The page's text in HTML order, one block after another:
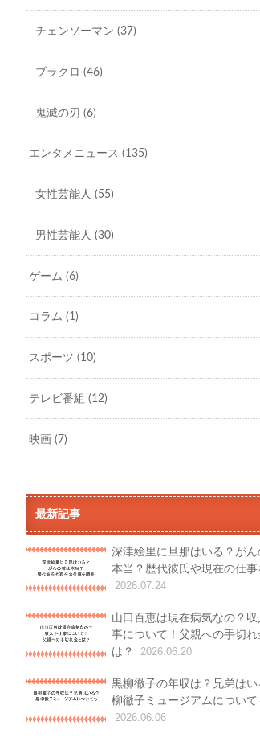
チェンソーマン (37)
ブラクロ (46)
鬼滅の刃 (6)
エンタメニュース(135)
女性芸能人 (55)
男性芸能人 (30)
ゲーム(6)
コラム(1)
スポーツ(10)
テレビ番組(12)
映画(7)
最新記事
深津絵里に旦那はいる？がん
本当？歴代彼氏や現在の仕事
2026.07.24
山口百恵は現在病気なの？
事について！父親への手切れ
は？
2026.06.20
黒柳徹子の年収は？兄弟は
柳徹子ミュージアムについて
2026.06.06